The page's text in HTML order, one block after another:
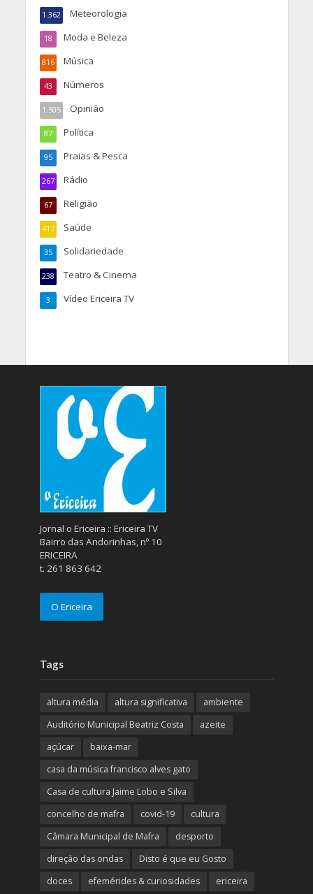
Meteorologia
1.362
Moda e Beleza
18
Música
816
Números
43
Opinião
1.505
Política
87
Praias & Pesca
95
Rádio
267
Religião
67
Saúde
417
Solidariedade
35
Teatro & Cinema
238
Vídeo Ericeira TV
3
Jornal o Ericeira :: Ericeira TV
Bairro das Andorinhas, nº 10
ERICEIRA
t. 261 863 642
O Ericeira
Tags
altura média altura significativa
ambiente
Auditório Municipal Beatriz Costa
azeite
açúcar
baixa-mar
casa da música francisco alves gato
Casa de cultura Jaime Lobo e Silva
concelho de mafra
covid-19
cultura
Câmara Municipal de Mafra
desporto
direção das ondas
Disto é que eu Gosto
doces
efemérides & curiosidades ericeira